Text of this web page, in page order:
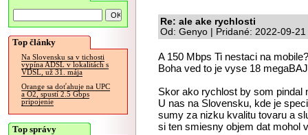
Top články
Na Slovensku sa v tichosti
vypína ADSL v lokalitách s
VDSL, už 31. mája
Orange sa doťahuje na UPC
a O2, spustí 2.5 Gbps
pripojenie
Top správy
Re: ale ake rychlosti
Od: Genyo | Pridané: 2022-09-
A 150 Mbps Ti nestaci na
Boha ved to je vyse 18
Skor ako rychlost by som pindal
U nas na Slovensku, kde je
sumy za nizku kvalitu tovaru a
si ten smiesny objem dat mohol